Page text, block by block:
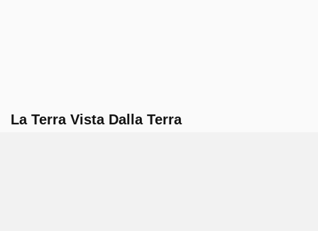
La Terra Vista Dalla Terra